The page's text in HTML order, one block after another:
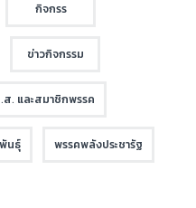
กิจกรร
ข่าวกิจกรรม
ส. และสมาชิกพรรค
นธุ์ พรรคพลังประชารัฐ